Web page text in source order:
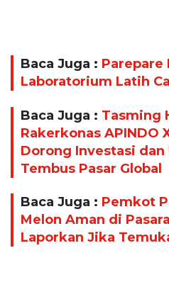
Baca Juga : Parepare
Laboratorium Latih
Baca Juga : Tasming
Rakerkonas APINDO
Dorong Investasi dan
Tembus Pasar Global
Baca Juga : Pemkot
Melon Aman di
Laporkan Jika